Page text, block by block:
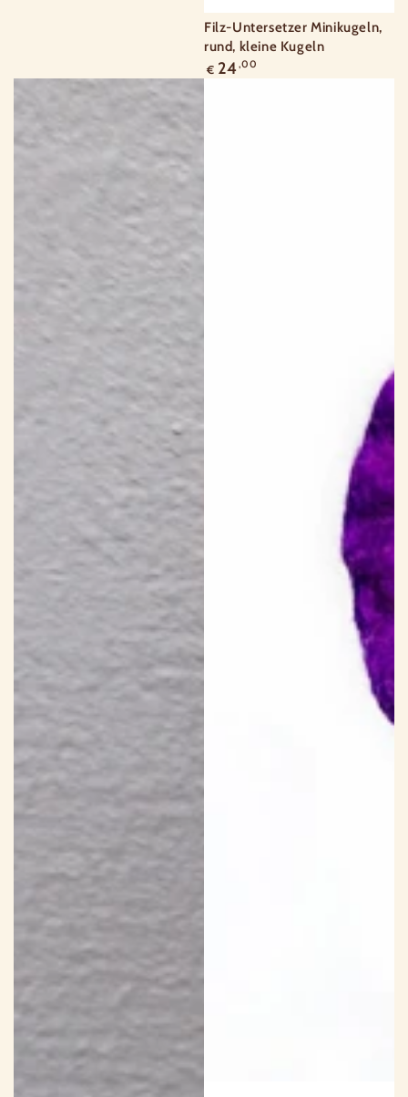
Filz-Untersetzer Minikugeln,
rund, kleine Kugeln
Regulärer
€ 24,00